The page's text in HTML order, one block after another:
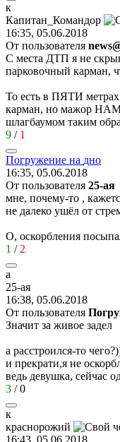
к
Капитан Командор
16:35, 05.06.2018
От пользователя
С места ДТП я не
парковочный карман,
То есть в ПЯТИ
карман, но мажор
шлагбаумом таким
9 / 1
Погружение на дно
16:35, 05.06.2018
От пользователя 25-aя
мне, почему-то ,
не далеко ушёл от
О, оскорбления
1 / 2
a
25-aя
16:38, 05.06.2018
От пользователя
Значит за живое задел
а расстроился-то
и прекрати,я не
ведь девушка, сейчас
3 /0
к
краснорожий
16:43, 05.06.2018